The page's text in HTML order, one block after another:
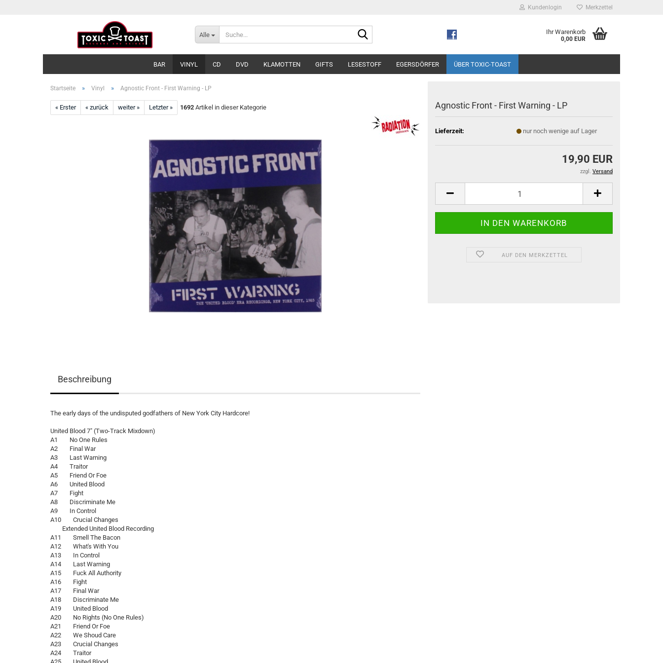
Kundenlogin Merkzettel
Alle Ihr Warenkorb
0,00 EUR
BAR VINYL CD DVD KLAMOTTEN GIFTS LESESTOFF EGERSDÖRFER ÜBER TOXIC-TOAST
Startseite » Vinyl » Agnostic Front - First Warning - LP
« Erster « zurück weiter » Letzter » 1692 Artikel in dieser Kategorie Agnostic Front - First Warning - LP
Lieferzeit: nur noch wenige auf Lager
19,90 EUR
zzgl. Versand
AUF DEN MERKZETTEL
Beschreibung
The early days of the undisputed godfathers of New York City Hardcore!
United Blood 7" (Two-Track Mixdown)
A1 No One Rules
A2 Final War
A3 Last Warning
A4 Traitor
A5 Friend Or Foe
A6 United Blood
A7 Fight
A8 Discriminate Me
A9 In Control
A10 Crucial Changes
Extended United Blood Recording
A11 Smell The Bacon
A12 What's With You
A13 In Control
A14 Last Warning
A15 Fuck All Authority
A16 Fight
A17 Final War
A18 Discriminate Me
A19 United Blood
A20 No Rights (No One Rules)
A21 Friend Or Foe
A22 We Shoud Care
A23 Crucial Changes
A24 Traitor